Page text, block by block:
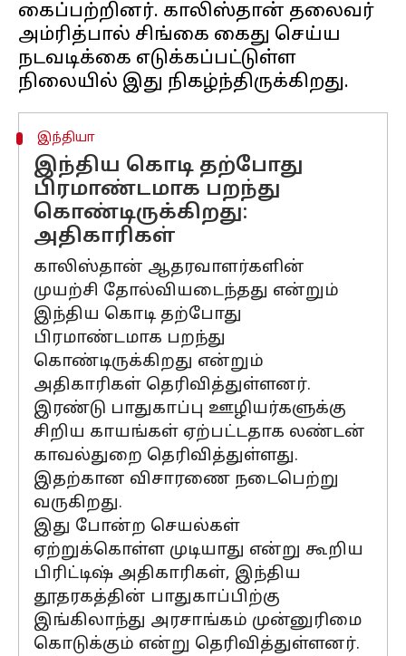
கைப்பற்றினர். காலிஸ்தான் தலைவர்
அம்ரித்பால் சிங்கை கைது செய்ய
நடவடிக்கை எடுக்கப்பட்டுள்ள
இந்தியா
இந்திய கொடி தற்போது
பிரமாண்டமாக பறந்து
கொண்டிருக்கிறது:
அதிகாரிகள்
காலிஸ்தான் ஆதரவாளர்களின்
முயற்சி தோல்வியடைந்தது என்றும்
இந்திய கொடி தற்போது
பிரமாண்டமாக பறந்து
கொண்டிருக்கிறது என்றும்
அதிகாரிகள் தெரிவித்துள்ளனர்.
இரண்டு பாதுகாப்பு ஊழியர்களுக்கு
சிறிய காயங்கள் ஏற்பட்டதாக லண்டன்
காவல்துறை தெரிவித்துள்ளது.
இதற்கான விசாரணை நடைபெற்று
வருகிறது.
இது போன்ற செயல்கள்
ஏற்றுக்கொள்ள முடியாது என்று கூறிய
பிரிட்டிஷ் அதிகாரிகள், இந்திய
தூதரகத்தின் பாதுகாப்பிற்கு
இங்கிலாந்து அரசாங்கம் முன்னுரிமை
கொடுக்கும் என்று தெரிவித்துள்ளனர்.